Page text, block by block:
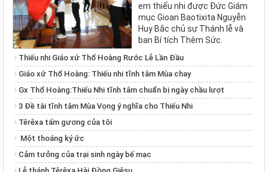
em thiếu nhi được Đức Giám
mục Gioan Baotixita Nguyễn
Huy Bắc chủ sự Thánh lễ và
ban Bí tích Thêm Sức.
Thiếu nhi Giáo xứ Thổ Hoàng Rước Lễ Lần Đầu
Giáo xứ Thổ Hoàng: Thiếu nhi tĩnh tâm Mùa chay
Gx Thổ Hoàng:Thiếu Nhi tĩnh tâm chuẩn bị ngày chầu lượt
3 Đề tài tĩnh tâm Mùa Vọng ý nghĩa cho Thiếu Nhi
Têrêxa tấm gương của tôi
Một thoáng ký ức
Cảm tưởng của trại sinh ngày bế mạc